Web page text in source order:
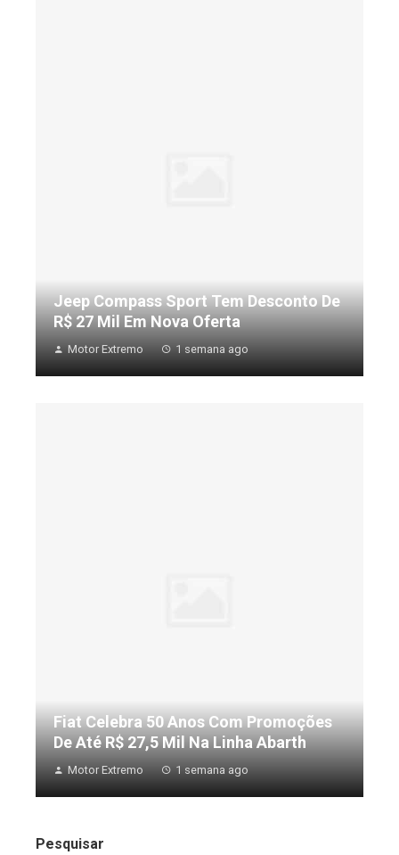
Jeep Compass Sport Tem Desconto De
R$ 27 Mil Em Nova Oferta
Motor Extremo 1 semana ago
Fiat Celebra 50 Anos Com Promoções
De Até R$ 27,5 Mil Na Linha Abarth
Motor Extremo 1 semana ago
Pesquisar